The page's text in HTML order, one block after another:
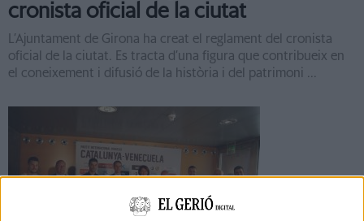
cronista oficial de la ciutat
L’Ajuntament de Girona ha creat el reglament del cronista
oficial de la ciutat. Es tracta d’una figura que contribueix en
el coneixement i difusió de la història i del patrimoni ...